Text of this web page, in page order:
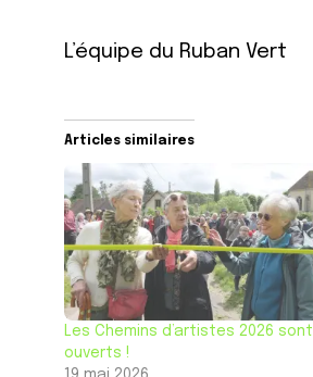
L’équipe du Ruban Vert
Articles similaires
Les Chemins d’artistes 2026 sont
ouverts !